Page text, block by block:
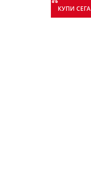
КУПИ СЕГА